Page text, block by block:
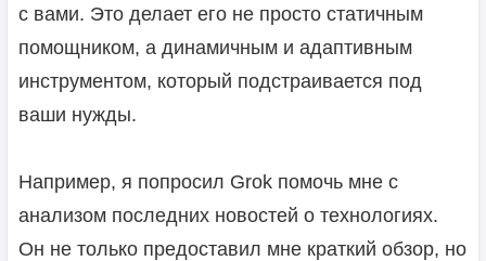
с вами. Это делает его не просто статичным
помощником, а динамичным и адаптивным
инструментом, который подстраивается под
ваши нужды.
Например, я попросил Grok помочь мне с
анализом последних новостей о технологиях.
Он не только предоставил мне краткий обзор, но